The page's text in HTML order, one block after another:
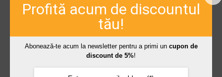
Profită acum de discountul
tău!
Abonează-te acum la newsletter pentru a primi un cupon de
discount de 5%!